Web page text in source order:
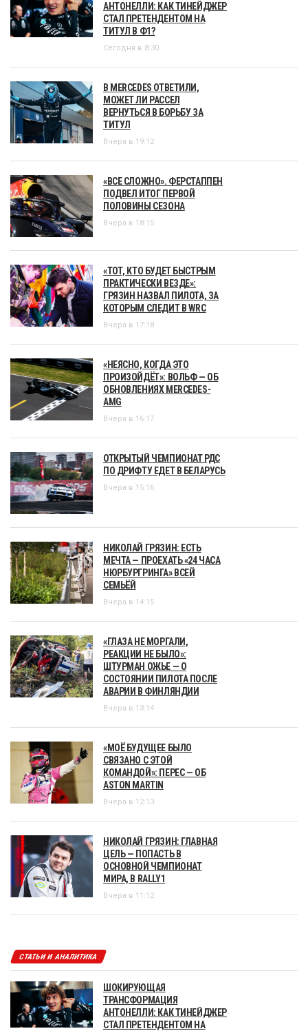
АНТОНЕЛЛИ: КАК ТИНЕЙДЖЕР
СТАЛ ПРЕТЕНДЕНТОМ НА
ТИТУЛ В Ф1?
Сегодня в 8:30
В MERCEDES ОТВЕТИЛИ,
МОЖЕТ ЛИ РАССЕЛ
ВЕРНУТЬСЯ В БОРЬБУ ЗА
ТИТУЛ
Вчера в 19:12
«ВСЕ СЛОЖНО». ФЕРСТАППЕН
ПОДВЕЛ ИТОГ ПЕРВОЙ
ПОЛОВИНЫ СЕЗОНА
Вчера в 18:15
«ТОТ, КТО БУДЕТ БЫСТРЫМ
ПРАКТИЧЕСКИ ВЕЗДЕ»:
ГРЯЗИН НАЗВАЛ ПИЛОТА, ЗА
КОТОРЫМ СЛЕДИТ В WRC
Вчера в 17:18
«НЕЯСНО, КОГДА ЭТО
ПРОИЗОЙДЁТ»: ВОЛЬФ — ОБ
ОБНОВЛЕНИЯХ MERCEDES-
AMG
Вчера в 16:17
ОТКРЫТЫЙ ЧЕМПИОНАТ РДС
ПО ДРИФТУ ЕДЕТ В БЕЛАРУСЬ
Вчера в 15:16
НИКОЛАЙ ГРЯЗИН: ЕСТЬ
МЕЧТА — ПРОЕХАТЬ «24 ЧАСА
НЮРБУРГРИНГА» ВСЕЙ
СЕМЬЁЙ
Вчера в 14:15
«ГЛАЗА НЕ МОРГАЛИ,
РЕАКЦИИ НЕ БЫЛО»:
ШТУРМАН ОЖЬЕ — О
СОСТОЯНИИ ПИЛОТА ПОСЛЕ
АВАРИИ В ФИНЛЯНДИИ
Вчера в 13:14
«МОЁ БУДУЩЕЕ БЫЛО
СВЯЗАНО С ЭТОЙ
КОМАНДОЙ»: ПЕРЕС — ОБ
ASTON MARTIN
Вчера в 12:13
НИКОЛАЙ ГРЯЗИН: ГЛАВНАЯ
ЦЕЛЬ — ПОПАСТЬ В
ОСНОВНОЙ ЧЕМПИОНАТ
МИРА, В RALLY1
Вчера в 11:12
СТАТЬИ И АНАЛИТИКА
ШОКИРУЮЩАЯ
ТРАНСФОРМАЦИЯ
АНТОНЕЛЛИ: КАК ТИНЕЙДЖЕР
СТАЛ ПРЕТЕНДЕНТОМ НА